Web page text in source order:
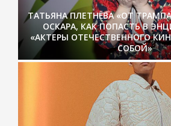
ТАТЬЯНА ПЛЕТНЁВА «ОТ
ОСКАРА, КАК ПОПАСТЬ В
«АКТЕРЫ ОТЕЧЕСТВЕННОГО
СОБОЙ»